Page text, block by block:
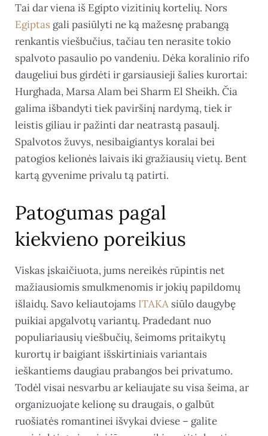
Tai dar viena iš Egipto vizitinių kortelių. Nors
Egiptas gali pasiūlyti ne ką mažesnę prabangą
renkantis viešbučius, tačiau ten nerasite tokio
spalvoto pasaulio po vandeniu. Dėka koralinio rifo
daugeliui bus girdėti ir garsiausieji šalies kurortai:
Hurghada, Marsa Alam bei Sharm El Sheikh. Čia
galima išbandyti tiek paviršinį nardymą, tiek ir
leistis giliau ir pažinti dar neatrastą pasaulį.
Spalvotos žuvys, nesibaigiantys koralai bei
patogios kelionės laivais iki gražiausių vietų. Bent
kartą gyvenime privalu tą patirti.
Patogumas pagal
kiekvieno poreikius
Viskas įskaičiuota, jums nereikės rūpintis net
mažiausiomis smulkmenomis ir jokių papildomų
išlaidų. Savo keliautojams ITAKA siūlo daugybę
puikiai apgalvotų variantų. Pradedant nuo
populiariausių viešbučių, šeimoms pritaikytų
kurortų ir baigiant išskirtiniais variantais
ieškantiems daugiau prabangos bei privatumo.
Todėl visai nesvarbu ar keliaujate su visa šeima, ar
organizuojate kelionę su draugais, o galbūt
ruošiatės romantinei išvykai dviese – galite